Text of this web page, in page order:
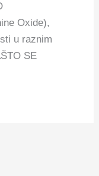
Oxide),
u raznim
SE